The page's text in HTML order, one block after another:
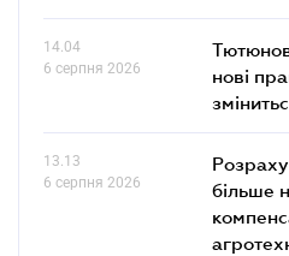
14.04
6 серпня 2026
нові
13.13
6 серпня 2026
більше